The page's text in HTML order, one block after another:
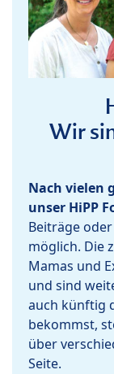
Wir
Nach vielen
unser HiPP
Beiträge
möglich. Die
Mamas und
und sind
auch künftig
bekommst,
über
Seite.